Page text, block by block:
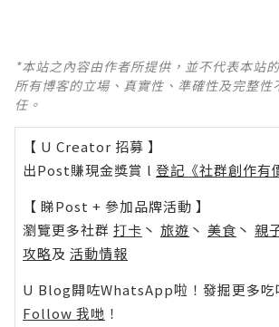
*本站之內容由作者所提供，並不代表本站
所有博客的立場、真實性、準確性及完整性
任。
【 U Creator 招募 】
出Post賺現金獎賞 l 登記《社群創作有
【 睇Post + 參加品牌活動 】
瀏覽更多社群 打卡 丶 旅遊 丶 美食 丶 親
攻略及 活動情報
U Blog開咗WhatsApp啦！發掘更多吃
Follow 我哋 ！